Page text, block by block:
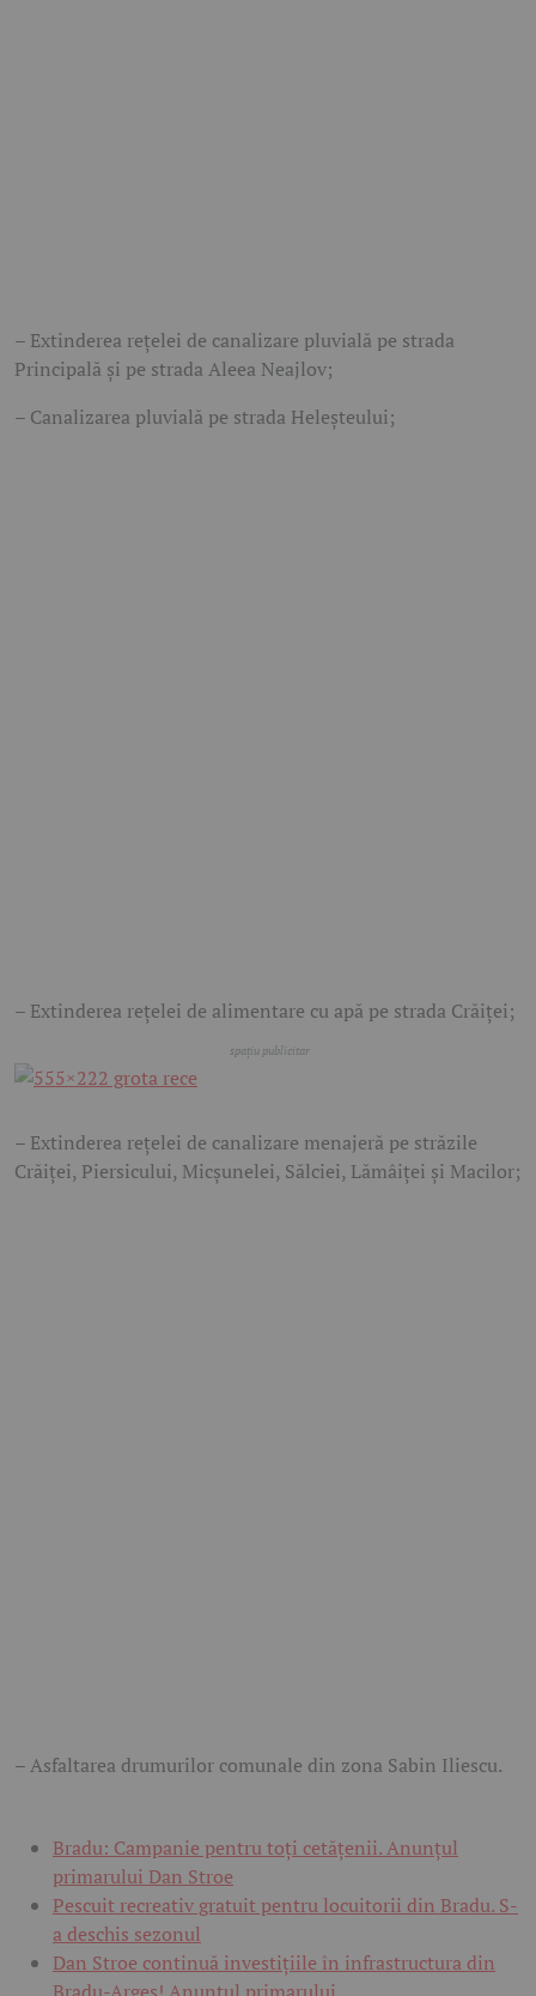
– Extinderea rețelei de canalizare pluvială pe strada
Principală și pe strada Aleea Neajlov;
– Canalizarea pluvială pe strada Heleșteului;
– Extinderea rețelei de alimentare cu apă pe strada Crăiței;
– Extinderea rețelei de canalizare menajeră pe străzile
Crăiței, Piersicului, Micșunelei, Sălciei, Lămâiței și Macilor;
– Asfaltarea drumurilor comunale din zona Sabin Iliescu.
Bradu: Campanie pentru toți cetățenii. Anunțul
primarului Dan Stroe
Pescuit recreativ gratuit pentru locuitorii din Bradu. S-
a deschis sezonul
Dan Stroe continuă investițiile în infrastructura din